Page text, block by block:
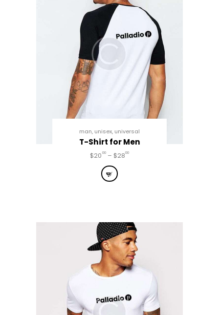
man, unisex, universal
T-Shirt for Men
$2000– $2800